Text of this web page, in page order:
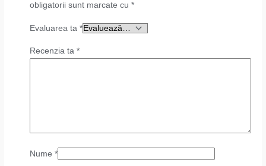
obligatorii sunt marcate cu*
Evaluarea ta*
Recenzia ta*
Nume*